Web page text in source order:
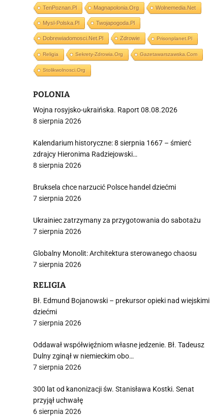
TenPoznan.pl Magnapolonia.org Wolnemedia.net
Mysl-Polska.pl Twojapogoda.pl
Dobrewiadomosci.net.pl Zdrowie Prisonplanet.pl
Religia Sekrety-Zdrowia.org Gazetawarszawska.com
Stolikwolnosci.org
POLONIA
Wojna rosyjsko-ukraińska. Raport 08.08.2026
8 sierpnia 2026
Kalendarium historyczne: 8 sierpnia 1667 – śmierć
zdrajcy Hieronima Radziejowski…
8 sierpnia 2026
Bruksela chce narzucić Polsce handel dziećmi
7 sierpnia 2026
Ukrainiec zatrzymany za przygotowania do sabotażu
7 sierpnia 2026
Globalny Monolit: Architektura sterowanego chaosu
7 sierpnia 2026
RELIGIA
Bł. Edmund Bojanowski – prekursor opieki nad wiejskimi
dziećmi
7 sierpnia 2026
Oddawał współwięźniom własne jedzenie. Bł. Tadeusz
Dulny zginął w niemieckim obo…
7 sierpnia 2026
300 lat od kanonizacji św. Stanisława Kostki. Senat
przyjął uchwałę
6 sierpnia 2026